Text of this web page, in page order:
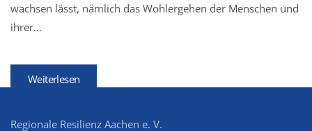
wachsen lässt, nämlich das Wohlergehen der Menschen und
ihrer...
Weiterlesen
Regionale Resilienz Aachen e. V.